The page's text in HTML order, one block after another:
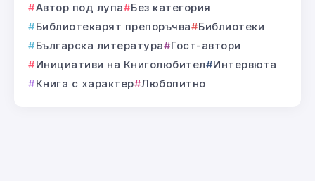
Автор под лупа
Без категория
Библиотекарят препоръчва
Библиотеки
Българска литература
Гост-автори
Инициативи на Книголюбител
Интервюта
Книга с характер Любопитно